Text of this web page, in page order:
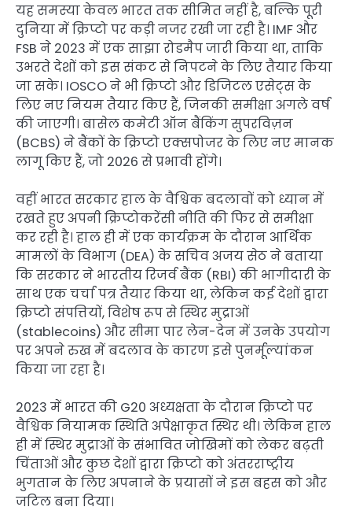
यह समस्या केवल भारत तक सीमित नहीं है, बल्कि पूरी
दुनिया में क्रिप्टो पर कड़ी नजर रखी जा रही है। IMF और
FSB ने 2023 में एक साझा रोडमैप जारी किया था, ताकि
उभरते देशों को इस संकट से निपटने के लिए तैयार किया
जा सके। IOSCO ने भी क्रिप्टो और डिजिटल एसेट्स के
लिए नए नियम तैयार किए हैं, जिनकी समीक्षा अगले वर्ष
की जाएगी। बासेल कमेटी ऑन बैंकिंग सुपरविज़न
(BCBS) ने बैंकों के क्रिप्टो एक्सपोजर के लिए नए मानक
लागू किए हैं, जो 2026 से प्रभावी होंगे।
वहीं भारत सरकार हाल के वैश्विक बदलावों को ध्यान में
रखते हुए अपनी क्रिप्टोकरेंसी नीति की फिर से समीक्षा
कर रही है। हाल ही में एक कार्यक्रम के दौरान आर्थिक
मामलों के विभाग (DEA) के सचिव अजय सेठ ने बताया
कि सरकार ने भारतीय रिजर्व बैंक (RBI) की भागीदारी के
साथ एक चर्चा पत्र तैयार किया था, लेकिन कई देशों द्वारा
क्रिप्टो संपत्तियों, विशेष रूप से स्थिर मुद्राओं
(stablecoins) और सीमा पार लेन-देन में उनके उपयोग
पर अपने रुख में बदलाव के कारण इसे पुनर्मूल्यांकन
किया जा रहा है।
2023 में भारत की G20 अध्यक्षता के दौरान क्रिप्टो पर
वैश्विक नियामक स्थिति अपेक्षाकृत स्थिर थी। लेकिन हाल
ही में स्थिर मुद्राओं के संभावित जोखिमों को लेकर बढ़ती
चिंताओं और कुछ देशों द्वारा क्रिप्टो को अंतरराष्ट्रीय
भुगतान के लिए अपनाने के प्रयासों ने इस बहस को और
जटिल बना दिया।